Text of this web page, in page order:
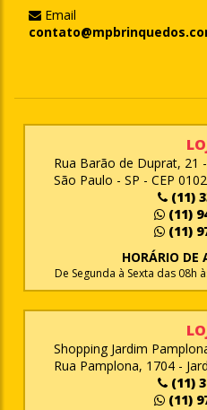
Email
Rua Barão de Duprat, 21
São Paulo - SP - CEP
(11)
(11)
(11)
HORÁRIO DE
De Segunda à Sexta das 08h
Shopping Jardim
Rua Pamplona, 1704 -
(11)
(11)